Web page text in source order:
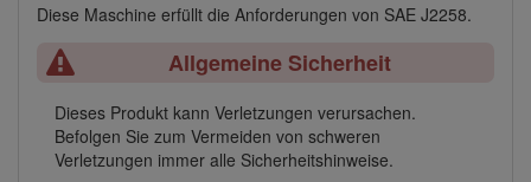
Diese Maschine erfüllt die Anforderungen von SAE J2258.
Allgemeine Sicherheit
Dieses Produkt kann Verletzungen verursachen.
Befolgen Sie zum Vermeiden von schweren
Verletzungen immer alle Sicherheitshinweise.